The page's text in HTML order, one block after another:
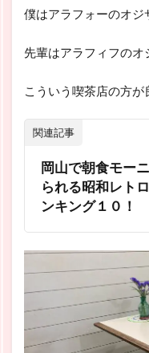
僕はアラフォーのオジ
先輩はアラフィフのオ
こういう喫茶店の方が
関連記事
岡山で朝食モー
られる昭和レト
ンキング１０！